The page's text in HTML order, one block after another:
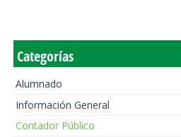
Categorías
Alumnado
Información General
Contador Público